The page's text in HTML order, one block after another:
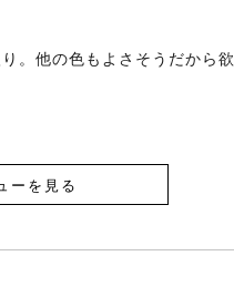
。他の色もよさそうだから
ーを見る